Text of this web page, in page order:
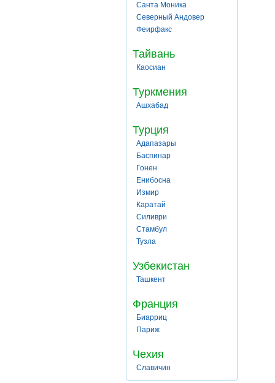
Санта Моника
Северный Андовер
Феирфакс
Тайвань
Каосиан
Туркмения
Ашхабад
Турция
Адапазары
Баспинар
Гонен
Енибосна
Измир
Каратай
Силиври
Стамбул
Тузла
Узбекистан
Ташкент
Франция
Биарриц
Париж
Чехия
Славичин